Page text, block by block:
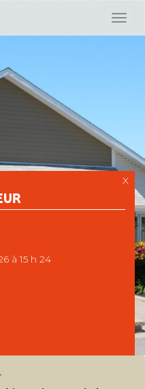
X
à 15 h 24